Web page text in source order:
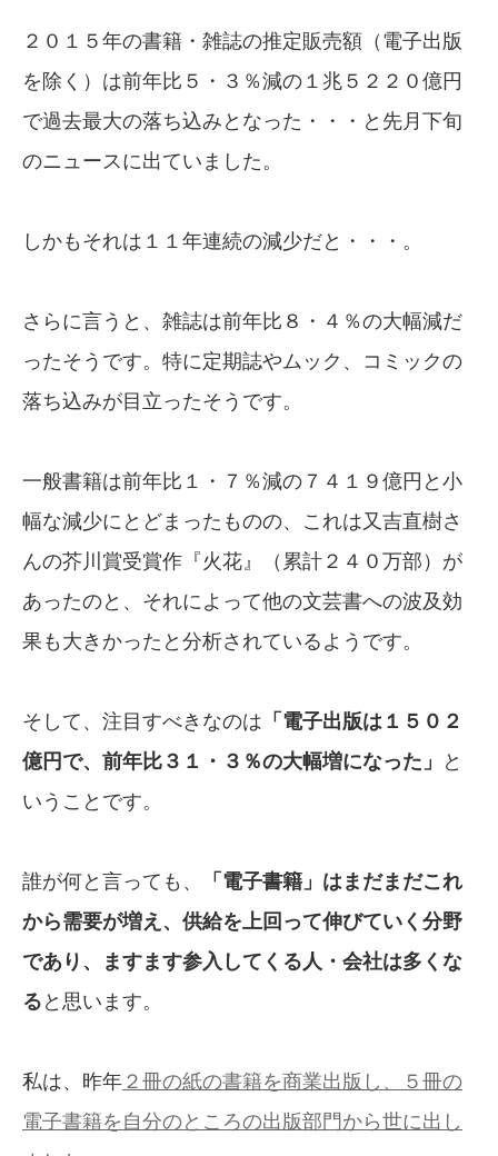
２０１５年の書籍・雑誌の推定販売額（電子出版
を除く）は前年比５・３％減の１兆５２２０億円
で過去最大の落ち込みとなった・・・と先月下旬
のニュースに出ていました。
しかもそれは１１年連続の減少だと・・・。
さらに言うと、雑誌は前年比８・４％の大幅減だ
ったそうです。特に定期誌やムック、コミックの
落ち込みが目立ったそうです。
一般書籍は前年比１・７％減の７４１９億円と小
幅な減少にとどまったものの、これは又吉直樹さ
んの芥川賞受賞作『火花』（累計２４０万部）が
あったのと、それによって他の文芸書への波及効
果も大きかったと分析されているようです。
そして、注目すべきなのは 「電子出版は１５０２
億円で、前年比３１・３％の大幅増になった」
と
いうことです。
誰が何と言っても、
「電子書籍」はまだまだこれ
から需要が増え、供給を上回って伸びていく分野
であり、ますます参入してくる人・会社は多くな
る と思います。
私は、昨年 ２冊の紙の書籍を商業出版し、５冊の
電子書籍を自分のところの出版部門から世に出し